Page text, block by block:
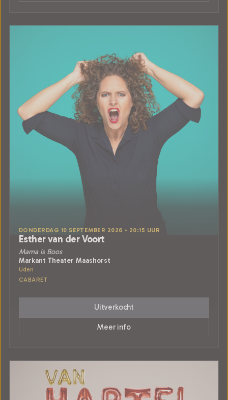
DONDERDAG 10 SEPTEMBER 2026 • 20:15 UUR
Esther van der Voort
Mama is Boos
Markant Theater Maashorst
Uden
CABARET
Uitverkocht
Meer info